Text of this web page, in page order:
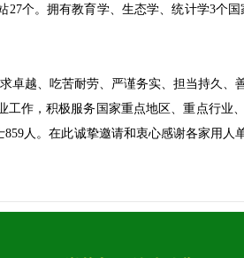
个。拥有教育学、生态学、统计学3个
卓越、吃苦耐劳、严谨务实、担当持久
作，积极服务国家重点地区、重点行业
人。在此诚挚邀请和衷心感谢各家用